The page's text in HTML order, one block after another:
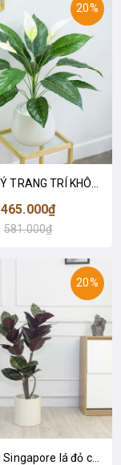
20%
465.000₫
581.000₫
20%
Cây Bàng Singapore lá đỏ cây giả trang trí Lan Decor (110cm) - LC2918-1